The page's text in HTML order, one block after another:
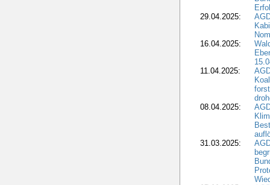
29.04.2025:
16.04.2025:
11.04.2025:
08.04.2025:
31.03.2025: